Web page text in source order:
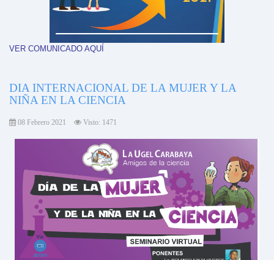
VER COMUNICADO AQUÍ
DIA INTERNACIONAL DE LA MUJER Y LA
NIÑA EN LA CIENCIA
08 Febrero 2021 Visto: 1471